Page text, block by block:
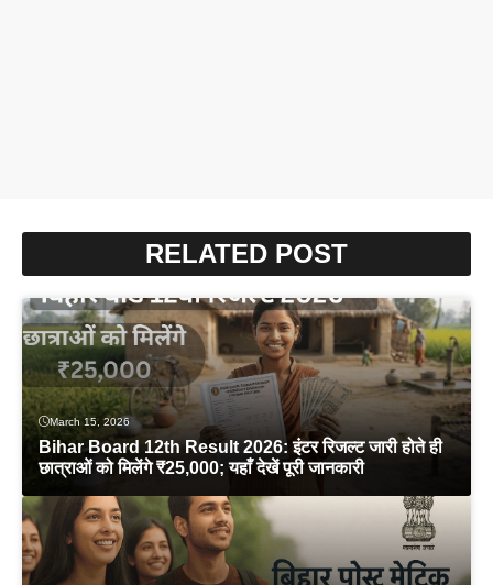
RELATED POST
March 15, 2026
Bihar Board 12th Result 2026: इंटर रिजल्ट जारी होते ही
छात्राओं को मिलेंगे ₹25,000; यहाँ देखें पूरी जानकारी